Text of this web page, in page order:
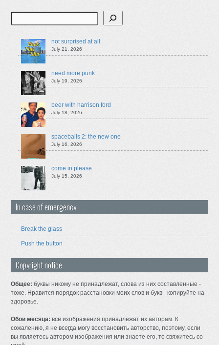
Search
not surprised at all
July 21, 2026
need more punk
July 19, 2026
beer with harrison ford
July 18, 2026
spaceballs 2: the new one
July 16, 2026
come in please
July 15, 2026
In case of emergency
Break the glass
Push the button
Copyright notice
Общее: буквы никому не принадлежат, слова из них составленные -
тоже. Нравится порядок расстановки моих слов и букв - копируйте на
здоровье.
Обои месяца: все изображения принадлежат их авторам. К
сожалению, я не всегда могу восстановить авторство, поэтому, если
вы являетесь автором изображения или знаете его, то свяжитесь со